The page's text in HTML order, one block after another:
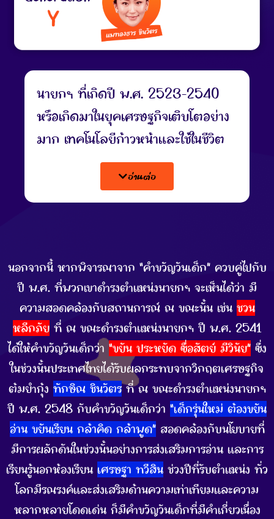
นายกฯ ที่เกิดปี พ.ศ. 2523-2540
หรือเกิดมาในยุคเศรษฐกิจเติบโตอย่าง
มาก เทคโนโลยีก้าวหน้าและใช้ในชีวิต
ประจำวัน เช่น อินเทอร์เน็ต เป็นเจนฯ ที่
พ่อแม่ดูแลเอาใจใส่ ตามใจ การศึกษา
ดี แตกต่างจากรุ่นปู่ย่าตายาย และรุ่น
ได้เรียนรู้ในทุกโอกาสที่เข้ามาในชีวิต
เป็นการเรียนรู้ตลอดเวลา เพื่อให้มีความ
รู้ที่ดี สามารถเลือกเส้นทางชีวิตของตัว
เองให้ดียิ่งขึ้นได้ และมีทักษะในการปรับ
ตัวให้เข้ากับสถานการณ์และโลกยุคใหม่
อ่านต่อ
นอกจากนี้ หากพิจารณาจาก “คำขวัญวันเด็ก” ควบคู่ไปกับ
ปี พ.ศ. ที่พวกเขาดำรงตำแหน่งนายกฯ จะเห็นได้ว่า มี
ความสอดคล้องกับสถานการณ์ ณ ขณะนั้น เช่น ชวน
หลีกภัยที่ ณ ขณะดำรงตำแหน่งนายกฯ ปี พ.ศ. 2541
ได้ให้คำขวัญวันเด็กว่า “ขยัน ประหยัด ซื่อสัตย์ มีวินัย”ซึ่ง
ในช่วงนั้นประเทศไทยได้รับผลกระทบจากวิกฤตเศรษฐกิจ
ต้มยำกุ้ง ทักษิณ ชินวัตรที่ ณ ขณะดำรงตำแหน่งนายกฯ
ปี พ.ศ. 2548 กับคำขวัญวันเด็กว่า “เด็กรุ่นใหม่ ต้องขยัน
อ่าน ขยันเรียน กล้าคิด กล้าพูด”สอดคล้องกับนโยบายที่
มีการผลักดันในช่วงนั้นอย่างการส่งเสริมการอ่าน และการ
เรียนรู้นอกห้องเรียน เศรษฐา ทวีสิน ช่วงปีที่รับตำแหน่ง ทั่ว
โลกมีรณรงค์และส่งเสริมด้านความเท่าเทียมและความ
หลากหลายโดดเด่น ก็มีคำขวัญวันเด็กที่มีคำเกี่ยวเนื่อง